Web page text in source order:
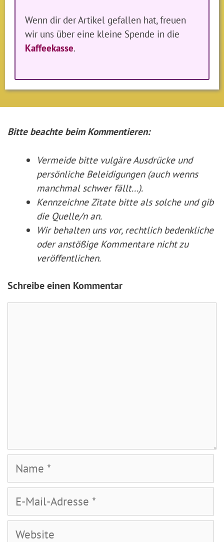
Wenn dir der Artikel gefallen hat, freuen
wir uns über eine kleine Spende in die
Kaffeekasse.
Bitte beachte beim Kommentieren:
Vermeide bitte vulgäre Ausdrücke und
persönliche Beleidigungen (auch wenns
manchmal schwer fällt...).
Kennzeichne Zitate bitte als solche und gib
die Quelle/n an.
Wir behalten uns vor, rechtlich bedenkliche
oder anstößige Kommentare nicht zu
veröffentlichen.
Schreibe einen Kommentar
Mail-
Adresse